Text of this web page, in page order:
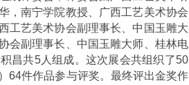
，南宁学院教授、广西工艺美术协会
工艺美术协会副理事长、中国玉雕大
会副理事长、中国玉雕大师、桂林电
昌共5人组成。这次展会共组织了50
64件作品参与评奖。最终评出金奖作